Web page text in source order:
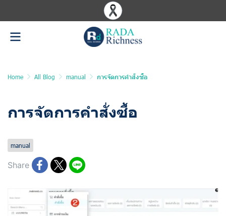
Home All Blog manual การจัดการคำสั่งซื้อ
การจัดการคำสั่งซื้อ
manual
Share